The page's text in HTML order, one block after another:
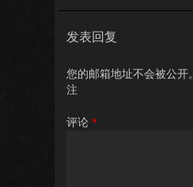
发表回复
您的邮箱地址不会被公开。
注
评论 *